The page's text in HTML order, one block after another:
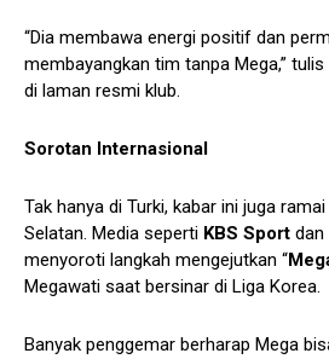
“Dia membawa energi positif dan
membayangkan tim tanpa Mega,”
di laman resmi klub.
Sorotan Internasional
Tak hanya di Turki, kabar ini juga
Selatan. Media seperti KBS Sport dan
menyoroti langkah mengejutkan “
Megawati saat bersinar di Liga Korea.
Banyak penggemar berharap Mega